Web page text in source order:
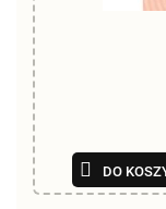
DO